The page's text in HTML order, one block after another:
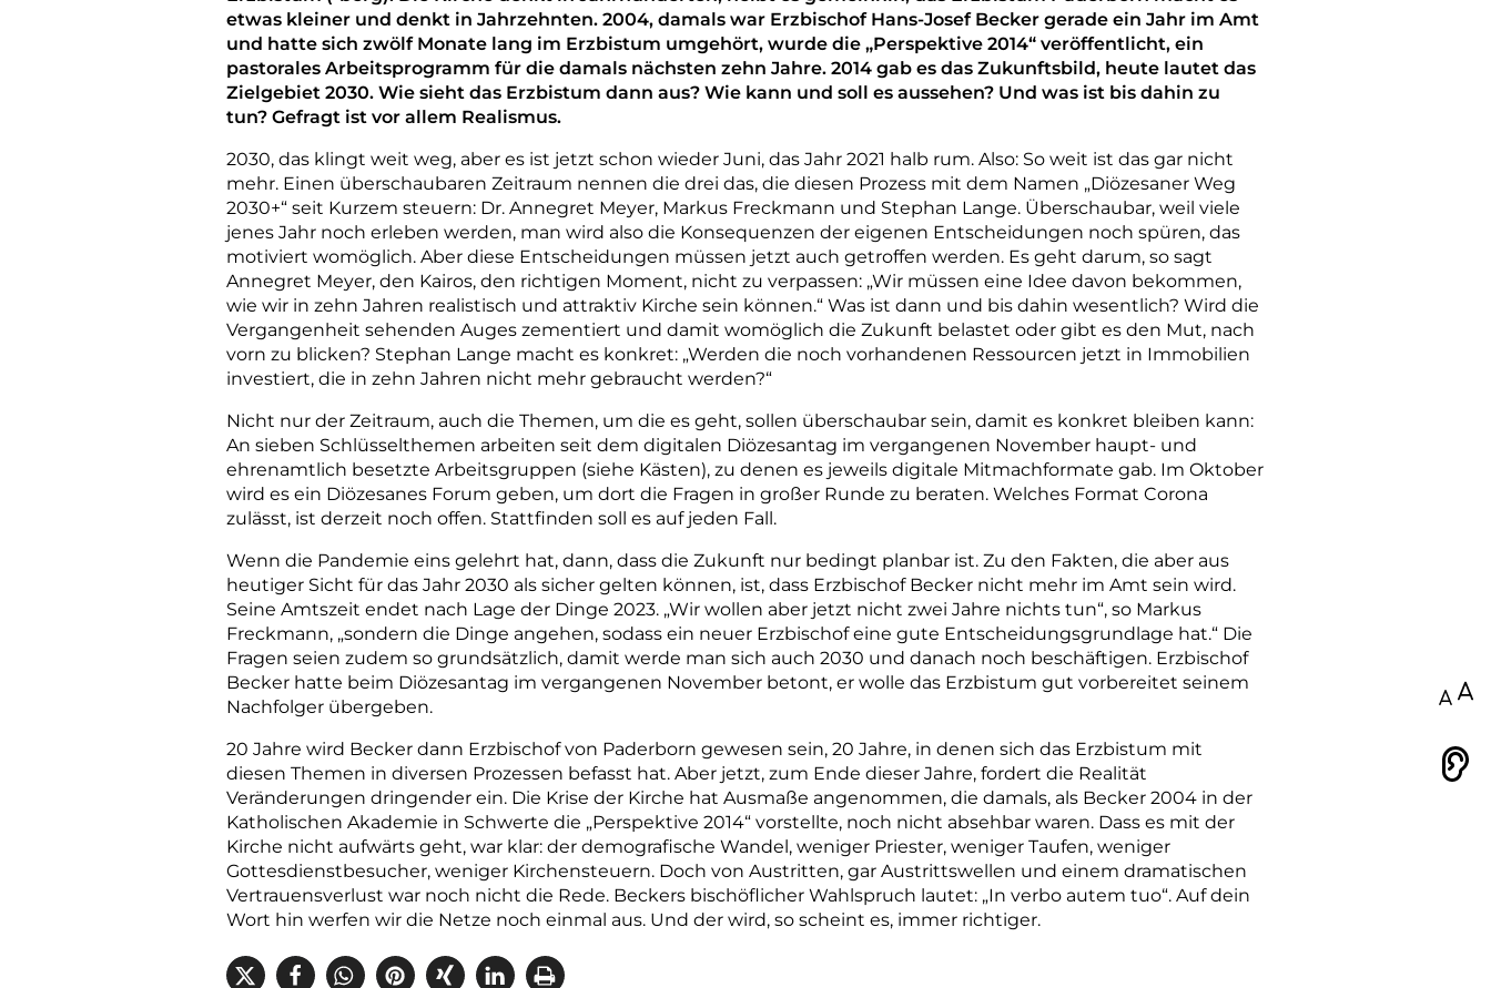
etwas kleiner und denkt in Jahrzehnten. 2004, damals war Erzbischof Hans-Josef Becker gerade ein Jahr im Amt
und hatte sich zwölf Monate lang im Erzbistum umgehört, wurde die „Perspektive 2014“ veröffentlicht, ein
pastorales Arbeitsprogramm für die damals nächsten zehn Jahre. 2014 gab es das Zukunftsbild, heute lautet das
Zielgebiet 2030. Wie sieht das Erzbistum dann aus? Wie kann und soll es aussehen? Und was ist bis dahin zu
tun? Gefragt ist vor allem Realismus.
2030, das klingt weit weg, aber es ist jetzt schon wieder Juni, das Jahr 2021 halb rum. Also: So weit ist das gar nicht
mehr. Einen überschaubaren Zeitraum nennen die drei das, die diesen Prozess mit dem Namen „Diözesaner Weg
2030+“ seit Kurzem steuern: Dr. Annegret Meyer, Markus Freckmann und Stephan Lange. Überschaubar, weil viele
jenes Jahr noch erleben werden, man wird also die Konsequenzen der eigenen Entscheidungen noch spüren, das
motiviert womöglich. Aber diese Entscheidungen müssen jetzt auch getroffen werden. Es geht darum, so sagt
Annegret Meyer, den Kairos, den richtigen Moment, nicht zu verpassen: „Wir müssen eine Idee davon bekommen,
wie wir in zehn Jahren realistisch und attraktiv Kirche sein können.“ Was ist dann und bis dahin wesentlich? Wird die
Vergangenheit sehenden Auges zementiert und damit womöglich die Zukunft belastet oder gibt es den Mut, nach
vorn zu blicken? Stephan Lange macht es konkret: „Werden die noch vorhandenen Ressourcen jetzt in Immobilien
investiert, die in zehn Jahren nicht mehr gebraucht werden?“
Nicht nur der Zeitraum, auch die Themen, um die es geht, sollen überschaubar sein, damit es konkret bleiben kann:
An sieben Schlüsselthemen arbeiten seit dem digitalen Diözesantag im vergangenen November haupt- und
ehrenamtlich besetzte Arbeitsgruppen (siehe Kästen), zu denen es jeweils digitale Mitmachformate gab. Im Oktober
wird es ein Diözesanes Forum geben, um dort die Fragen in großer Runde zu beraten. Welches Format Corona
zulässt, ist derzeit noch offen. Stattfinden soll es auf jeden Fall.
Wenn die Pandemie eins gelehrt hat, dann, dass die Zukunft nur bedingt planbar ist. Zu den Fakten, die aber aus
heutiger Sicht für das Jahr 2030 als sicher gelten können, ist, dass Erzbischof Becker nicht mehr im Amt sein wird.
Seine Amtszeit endet nach Lage der Dinge 2023. „Wir wollen aber jetzt nicht zwei Jahre nichts tun“, so Markus
Freckmann, „sondern die Dinge angehen, sodass ein neuer Erzbischof eine gute Entscheidungsgrundlage hat.“ Die
Fragen seien zudem so grundsätzlich, damit werde man sich auch 2030 und danach noch beschäftigen. Erzbischof
Becker hatte beim Diözesantag im vergangenen November betont, er wolle das Erzbistum gut vorbereitet seinem
Nachfolger übergeben.
20 Jahre wird Becker dann Erzbischof von Paderborn gewesen sein, 20 Jahre, in denen sich das Erzbistum mit
diesen Themen in diversen Prozessen befasst hat. Aber jetzt, zum Ende dieser Jahre, fordert die Realität
Veränderungen dringender ein. Die Krise der Kirche hat Ausmaße angenommen, die damals, als Becker 2004 in der
Katholischen Akademie in Schwerte die „Perspektive 2014“ vorstellte, noch nicht absehbar waren. Dass es mit der
Kirche nicht aufwärts geht, war klar: der demografische Wandel, weniger Priester, weniger Taufen, weniger
Gottesdienstbesucher, weniger Kirchensteuern. Doch von Austritten, gar Austrittswellen und einem dramatischen
Vertrauensverlust war noch nicht die Rede. Beckers bischöflicher Wahlspruch lautet: „In verbo autem tuo“. Auf dein
Wort hin werfen wir die Netze noch einmal aus. Und der wird, so scheint es, immer richtiger.